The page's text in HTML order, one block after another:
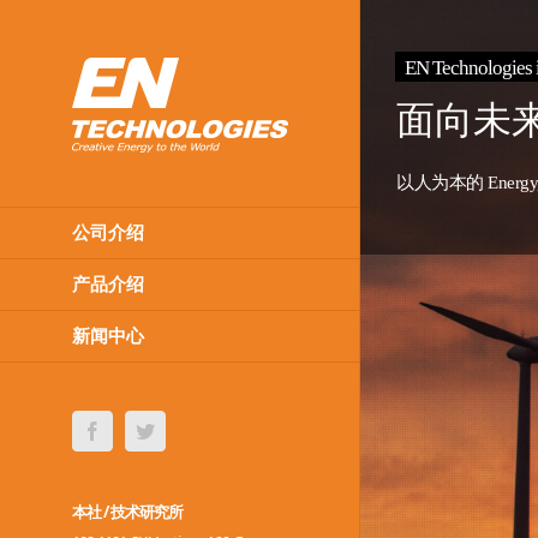
公司介绍
产品介绍
新闻中心
FacebookTwitter
本社 / 技术研究所
EN Technologies
面向未
以人为本的